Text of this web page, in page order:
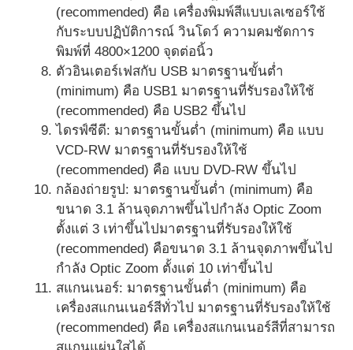
(recommended) คือ เครื่องพิมพ์สีแบบเลเซอร์ใช้
กับระบบปฏิบัติการณ์ วินโดว์ ความคมชัดการ
พิมพ์ที่ 4800×1200 จุดต่อนิ้ว
ตัวอินเตอร์เฟสกับ USB มาตรฐานขั้นต่ำ
(minimum) คือ USB1 มาตรฐานที่รับรองให้ใช้
(recommended) คือ USB2 ขึ้นไป
ไดรฟ์ซีดี: มาตรฐานขั้นต่ำ (minimum) คือ แบบ
VCD-RW มาตรฐานที่รับรองให้ใช้
(recommended) คือ แบบ DVD-RW ขึ้นไป
กล้องถ่ายรูป: มาตรฐานขั้นต่ำ (minimum) คือ
ขนาด 3.1 ล้านจุดภาพขึ้นไปกำลัง Optic Zoom
ตั้งแต่ 3 เท่าขึ้นไปมาตรฐานที่รับรองให้ใช้
(recommended) คือขนาด 3.1 ล้านจุดภาพขึ้นไป
กำลัง Optic Zoom ตั้งแต่ 10 เท่าขึ้นไป
สแกนเนอร์: มาตรฐานขั้นต่ำ (minimum) คือ
เครื่องสแกนเนอร์สีทั่วไป มาตรฐานที่รับรองให้ใช้
(recommended) คือ เครื่องสแกนเนอร์สีที่สามารถ